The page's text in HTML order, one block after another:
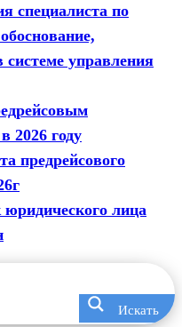
специалиста по
системе управления
2026 году
предрейсового
лица
Искать